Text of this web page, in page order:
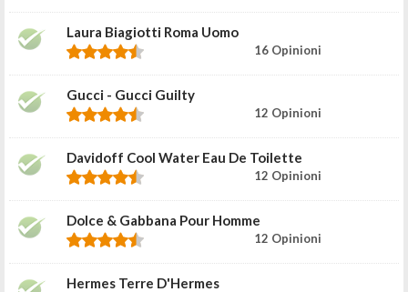
Laura Biagiotti Roma Uomo
16 Opinioni
Gucci - Gucci Guilty
12 Opinioni
Davidoff Cool Water Eau De Toilette
12 Opinioni
Dolce & Gabbana Pour Homme
12 Opinioni
Hermes Terre D'Hermes